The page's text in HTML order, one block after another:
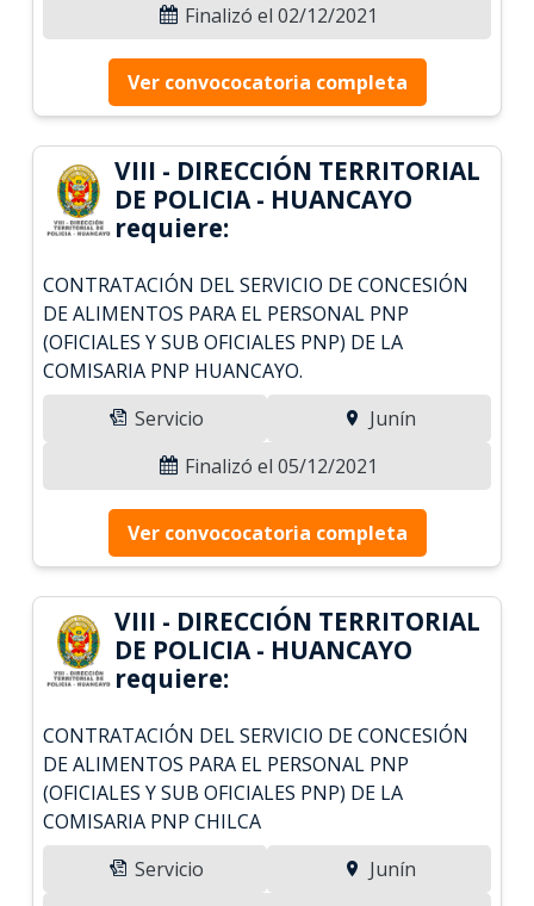
Finalizó el 02/12/2021
Ver convococatoria completa
VIII - DIRECCIÓN TERRITORIAL
DE POLICIA - HUANCAYO
requiere:
CONTRATACIÓN DEL SERVICIO DE CONCESIÓN
DE ALIMENTOS PARA EL PERSONAL PNP
(OFICIALES Y SUB OFICIALES PNP) DE LA
COMISARIA PNP HUANCAYO.
Servicio
Junín
Finalizó el 05/12/2021
Ver convococatoria completa
VIII - DIRECCIÓN TERRITORIAL
DE POLICIA - HUANCAYO
requiere:
CONTRATACIÓN DEL SERVICIO DE CONCESIÓN
DE ALIMENTOS PARA EL PERSONAL PNP
(OFICIALES Y SUB OFICIALES PNP) DE LA
COMISARIA PNP CHILCA
Servicio
Junín